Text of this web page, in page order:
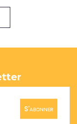
S'abonner